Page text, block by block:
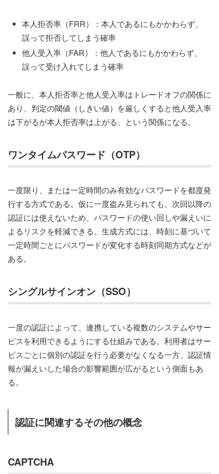
本人拒否率（FRR）：本人であるにもかかわらず、
誤って拒否してしまう確率
他人受入率（FAR）：他人であるにもかかわらず、
誤って受け入れてしまう確率
一般に、本人拒否率と他人受入率はトレードオフの関係に
あり、判定の閾値（しきい値）を厳しくすると他人受入率
は下がるが本人拒否率は上がる、という関係になる。
ワンタイムパスワード（OTP）
一度限り、または一定時間のみ有効なパスワードを都度発
行する方式である。仮に一度盗み見られても、次回以降の
認証には使えないため、パスワードの使い回しや漏えいに
よるリスクを軽減できる。生成方式には、時刻に基づいて
一定時間ごとにパスワードが変化する時刻同期方式などが
ある。
シングルサインオン（SSO）
一度の認証によって、連携している複数のシステムやサー
ビスを利用できるようにする仕組みである。利用者はサー
ビスごとに個別の認証を行う必要がなくなる一方、認証情
報が漏えいした場合の影響範囲が広がるという側面もあ
る。
認証に関連するその他の概念
CAPTCHA